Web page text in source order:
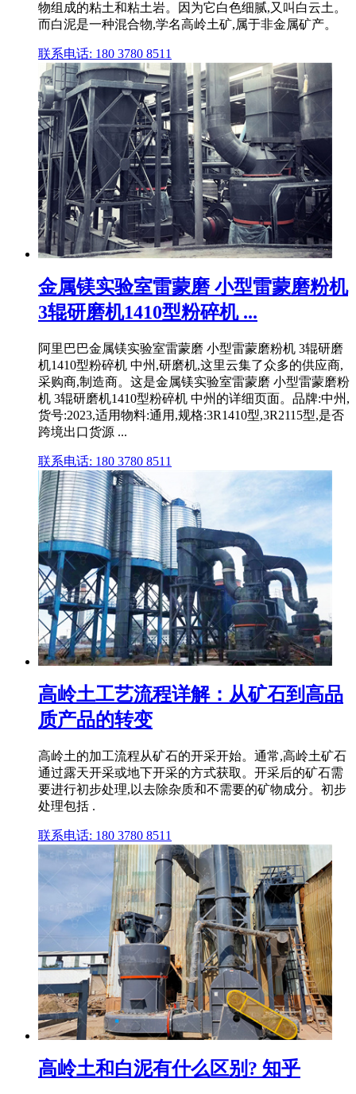
物组成的粘土和粘土岩。因为它白色细腻,又叫白云土。
而白泥是一种混合物,学名高岭土矿,属于非金属矿产。
联系电话: 180 3780 8511
金属镁实验室雷蒙磨 小型雷蒙磨粉机
3辊研磨机1410型粉碎机 ...
阿里巴巴金属镁实验室雷蒙磨 小型雷蒙磨粉机 3辊研磨
机1410型粉碎机 中州,研磨机,这里云集了众多的供应商,
采购商,制造商。这是金属镁实验室雷蒙磨 小型雷蒙磨粉
机 3辊研磨机1410型粉碎机 中州的详细页面。品牌:中州,
货号:2023,适用物料:通用,规格:3R1410型,3R2115型,是否
跨境出口货源 ...
联系电话: 180 3780 8511
高岭土工艺流程详解：从矿石到高品
质产品的转变
高岭土的加工流程从矿石的开采开始。通常,高岭土矿石
通过露天开采或地下开采的方式获取。开采后的矿石需
要进行初步处理,以去除杂质和不需要的矿物成分。初步
处理包括 .
联系电话: 180 3780 8511
高岭土和白泥有什么区别? 知乎